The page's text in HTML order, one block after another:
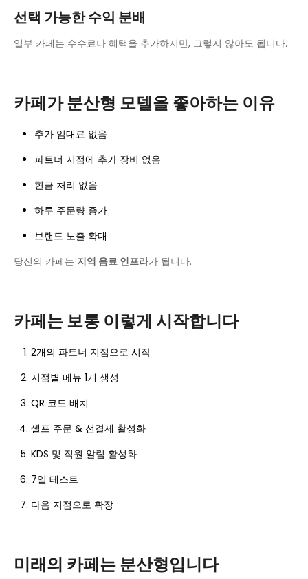
선택 가능한 수익 분배
일부 카페는 수수료나 혜택을 추가하지만, 그렇지 않아도 됩니다.
카페가 분산형 모델을 좋아하는 이유
추가 임대료 없음
파트너 지점에 추가 장비 없음
현금 처리 없음
하루 주문량 증가
브랜드 노출 확대
당신의 카페는 지역 음료 인프라가 됩니다.
카페는 보통 이렇게 시작합니다
2개의 파트너 지점으로 시작
지점별 메뉴 1개 생성
QR 코드 배치
셀프 주문 & 선결제 활성화
KDS 및 직원 알림 활성화
7일 테스트
다음 지점으로 확장
미래의 카페는 분산형입니다